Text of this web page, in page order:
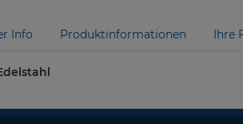
Info Produktinformationen Ihre